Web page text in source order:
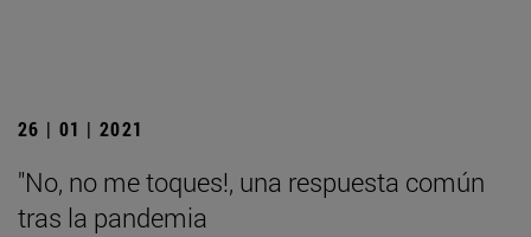
26 | 01 | 2021
"No, no me toques!, una respuesta común
tras la pandemia